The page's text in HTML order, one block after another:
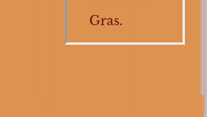
Gras.